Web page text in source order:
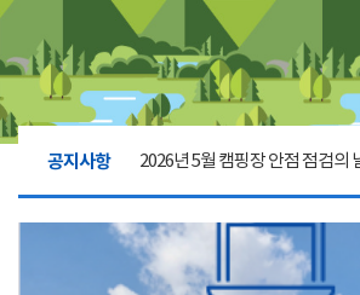
공지사항 2026년 5월 캠핑장 안점 점검의
캠핑장(9월1일~6일) 미운영 공지